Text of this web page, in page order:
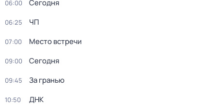
06:00 Сегодня
06:25 ЧП
07:00 Место встречи
09:00 Сегодня
09:45 За гранью
10:50 ДНК